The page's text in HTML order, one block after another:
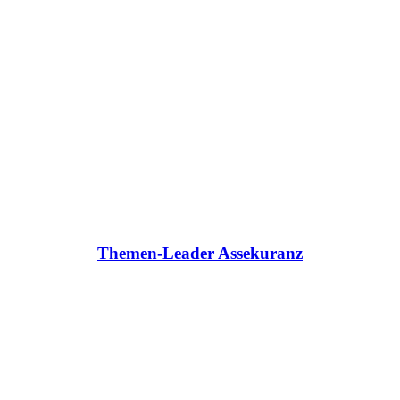
Themen-Leader Assekuranz